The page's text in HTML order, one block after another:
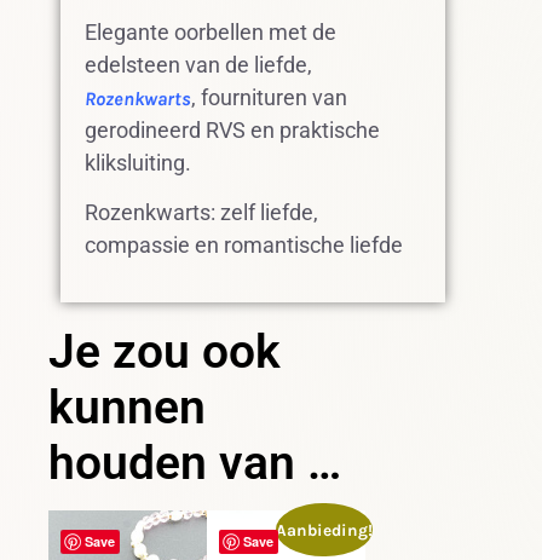
Elegante oorbellen met de
edelsteen van de liefde,
Rozenkwarts, fournituren van
gerodineerd RVS en praktische
kliksluiting.
Rozenkwarts: zelf liefde,
compassie en romantische liefde
Je zou ook
kunnen
houden van …
Save Save
Aanbieding!